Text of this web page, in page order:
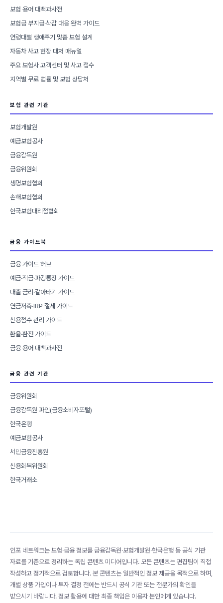
보험 용어 대백과사전
보험금 부지급·삭감 대응 완벽 가이드
연령대별 생애주기 맞춤 보험 설계
자동차 사고 현장 대처 매뉴얼
주요 보험사 고객센터 및 사고 접수
지역별 무료 법률 및 보험 상담처
보험 관련 기관
보험개발원
예금보험공사
금융감독원
금융위원회
생명보험협회
손해보험협회
한국보험대리점협회
금융 가이드북
금융 가이드 허브
예금·적금·파킹통장 가이드
대출 금리·갈아타기 가이드
연금저축·IRP 절세 가이드
신용점수 관리 가이드
환율·환전 가이드
금융 용어 대백과사전
금융 관련 기관
금융위원회
금융감독원 파인(금융소비자포털)
한국은행
예금보험공사
서민금융진흥원
신용회복위원회
한국거래소
인포 네트워크는 보험·금융 정보를 금융감독원·보험개발원·한국은행 등 공식 기관
자료를 기준으로 정리하는 독립 콘텐츠 미디어입니다. 모든 콘텐츠는 편집팀이 직접
작성하고 정기적으로 검토합니다. 본 콘텐츠는 일반적인 정보 제공을 목적으로 하며,
개별 상품 가입이나 투자 결정 전에는 반드시 공식 기관 또는 전문가의 확인을
받으시기 바랍니다. 정보 활용에 대한 최종 책임은 이용자 본인에게 있습니다.